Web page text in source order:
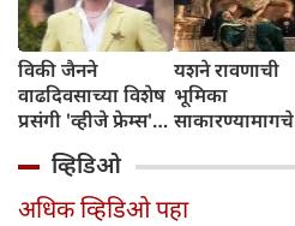
विकी जैनने
वाढदिवसाच्या विशेष
प्रसंगी 'व्हीजे फ्रेम्स'
हाऊसची भव्य
सुरुवात केली
यशने रावणाची
भूमिका
साकारण्यामागचे
व्हिडिओ
अधिक व्हिडिओ पहा